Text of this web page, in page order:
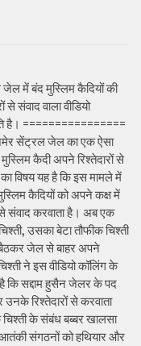
में बंद मुस्लिम कैदियों की
संवाद वाला वीडियो
है। ================
सेंट्रल जेल का एक ऐसा
कैदी अपने रिश्तेदारों से
विषय यह है कि इस मामले में
कैदियों को अपने कक्ष में
संवाद करवाता है। अब एक
उसका बेटा तौफीक चिश्ती
जेल से बाहर अपने
ने इस वीडियो कॉलिंग के
कि सद्दाम हुसैन जेलर के पद
उनके रिश्तेदारों से करवाता
चिश्ती के संबंध बब्बर खालसा
संगठनों को हथियार और